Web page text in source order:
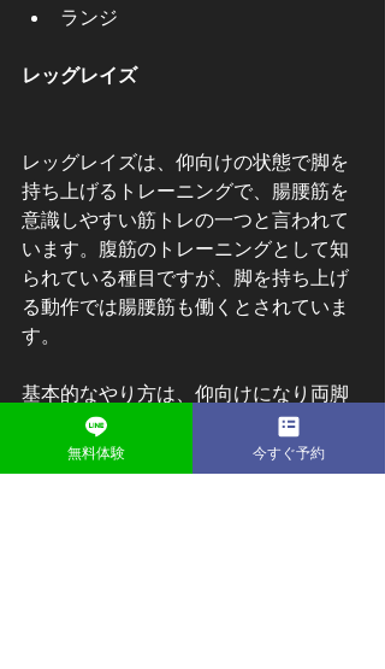
ランジ
レッグレイズ
レッグレイズは、仰向けの状態で脚を
持ち上げるトレーニングで、腸腰筋を
意識しやすい筋トレの一つと言われて
います。腹筋のトレーニングとして知
られている種目ですが、脚を持ち上げ
る動作では腸腰筋も働くとされていま
す。
基本的なやり方は、仰向けになり両脚
を伸ばした状態でゆっくり持ち上げ、
再びゆっくり下ろしていきます。この
とき反動を使わず、股関節から脚を持
無料体験 今すぐ予約